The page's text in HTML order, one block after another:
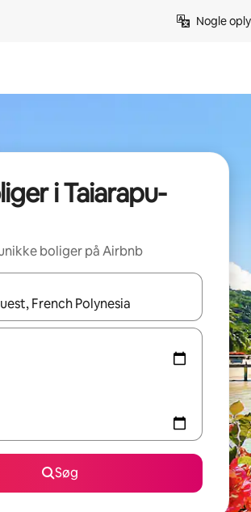
Nogle
i Taiarapu-
boliger på Airbnb
er tilgængelige, skal du navigere med
Søg